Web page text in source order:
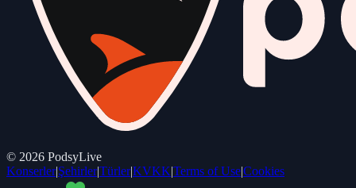
© 2026 PodsyLive
Konserler|Şehirler|Türler|KVKK|Terms of Use|Cookies